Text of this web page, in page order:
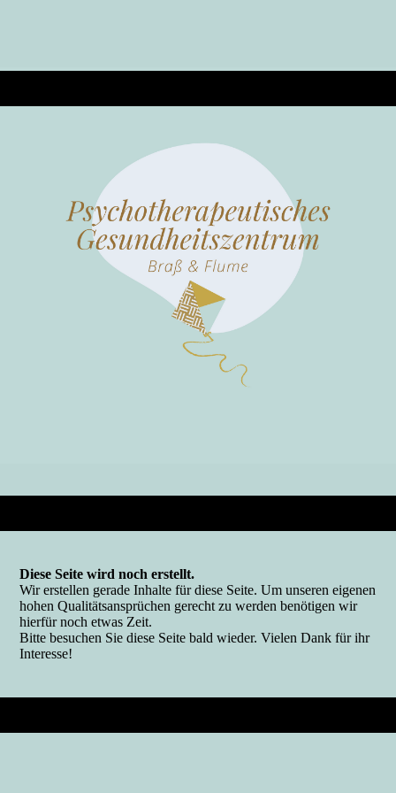
Diese Seite wird noch erstellt.
Wir erstellen gerade Inhalte für diese Seite. Um unseren eigenen
hohen Qualitätsansprüchen gerecht zu werden benötigen wir
hierfür noch etwas Zeit.
Bitte besuchen Sie diese Seite bald wieder. Vielen Dank für ihr
Interesse!